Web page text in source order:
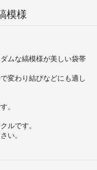
模様
ムな縞模様が美しい袋帯
変わり結びなどにも適し
。
ルです。
い。